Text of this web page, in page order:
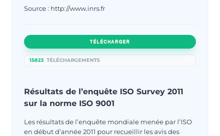
Source : http://www.inrs.fr
TÉLÉCHARGER
15823 TÉLÉCHARGEMENTS
Résultats de l’enquête ISO Survey 2011
sur la norme ISO 9001
Les résultats de l’enquête mondiale menée par l’ISO
en début d’année 2011 pour recueillir les avis des